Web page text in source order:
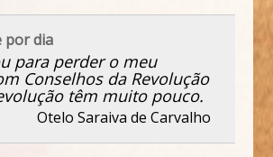
por dia
para perder o meu
Conselhos da Revolução
têm muito pouco.
Otelo Saraiva de Carvalho